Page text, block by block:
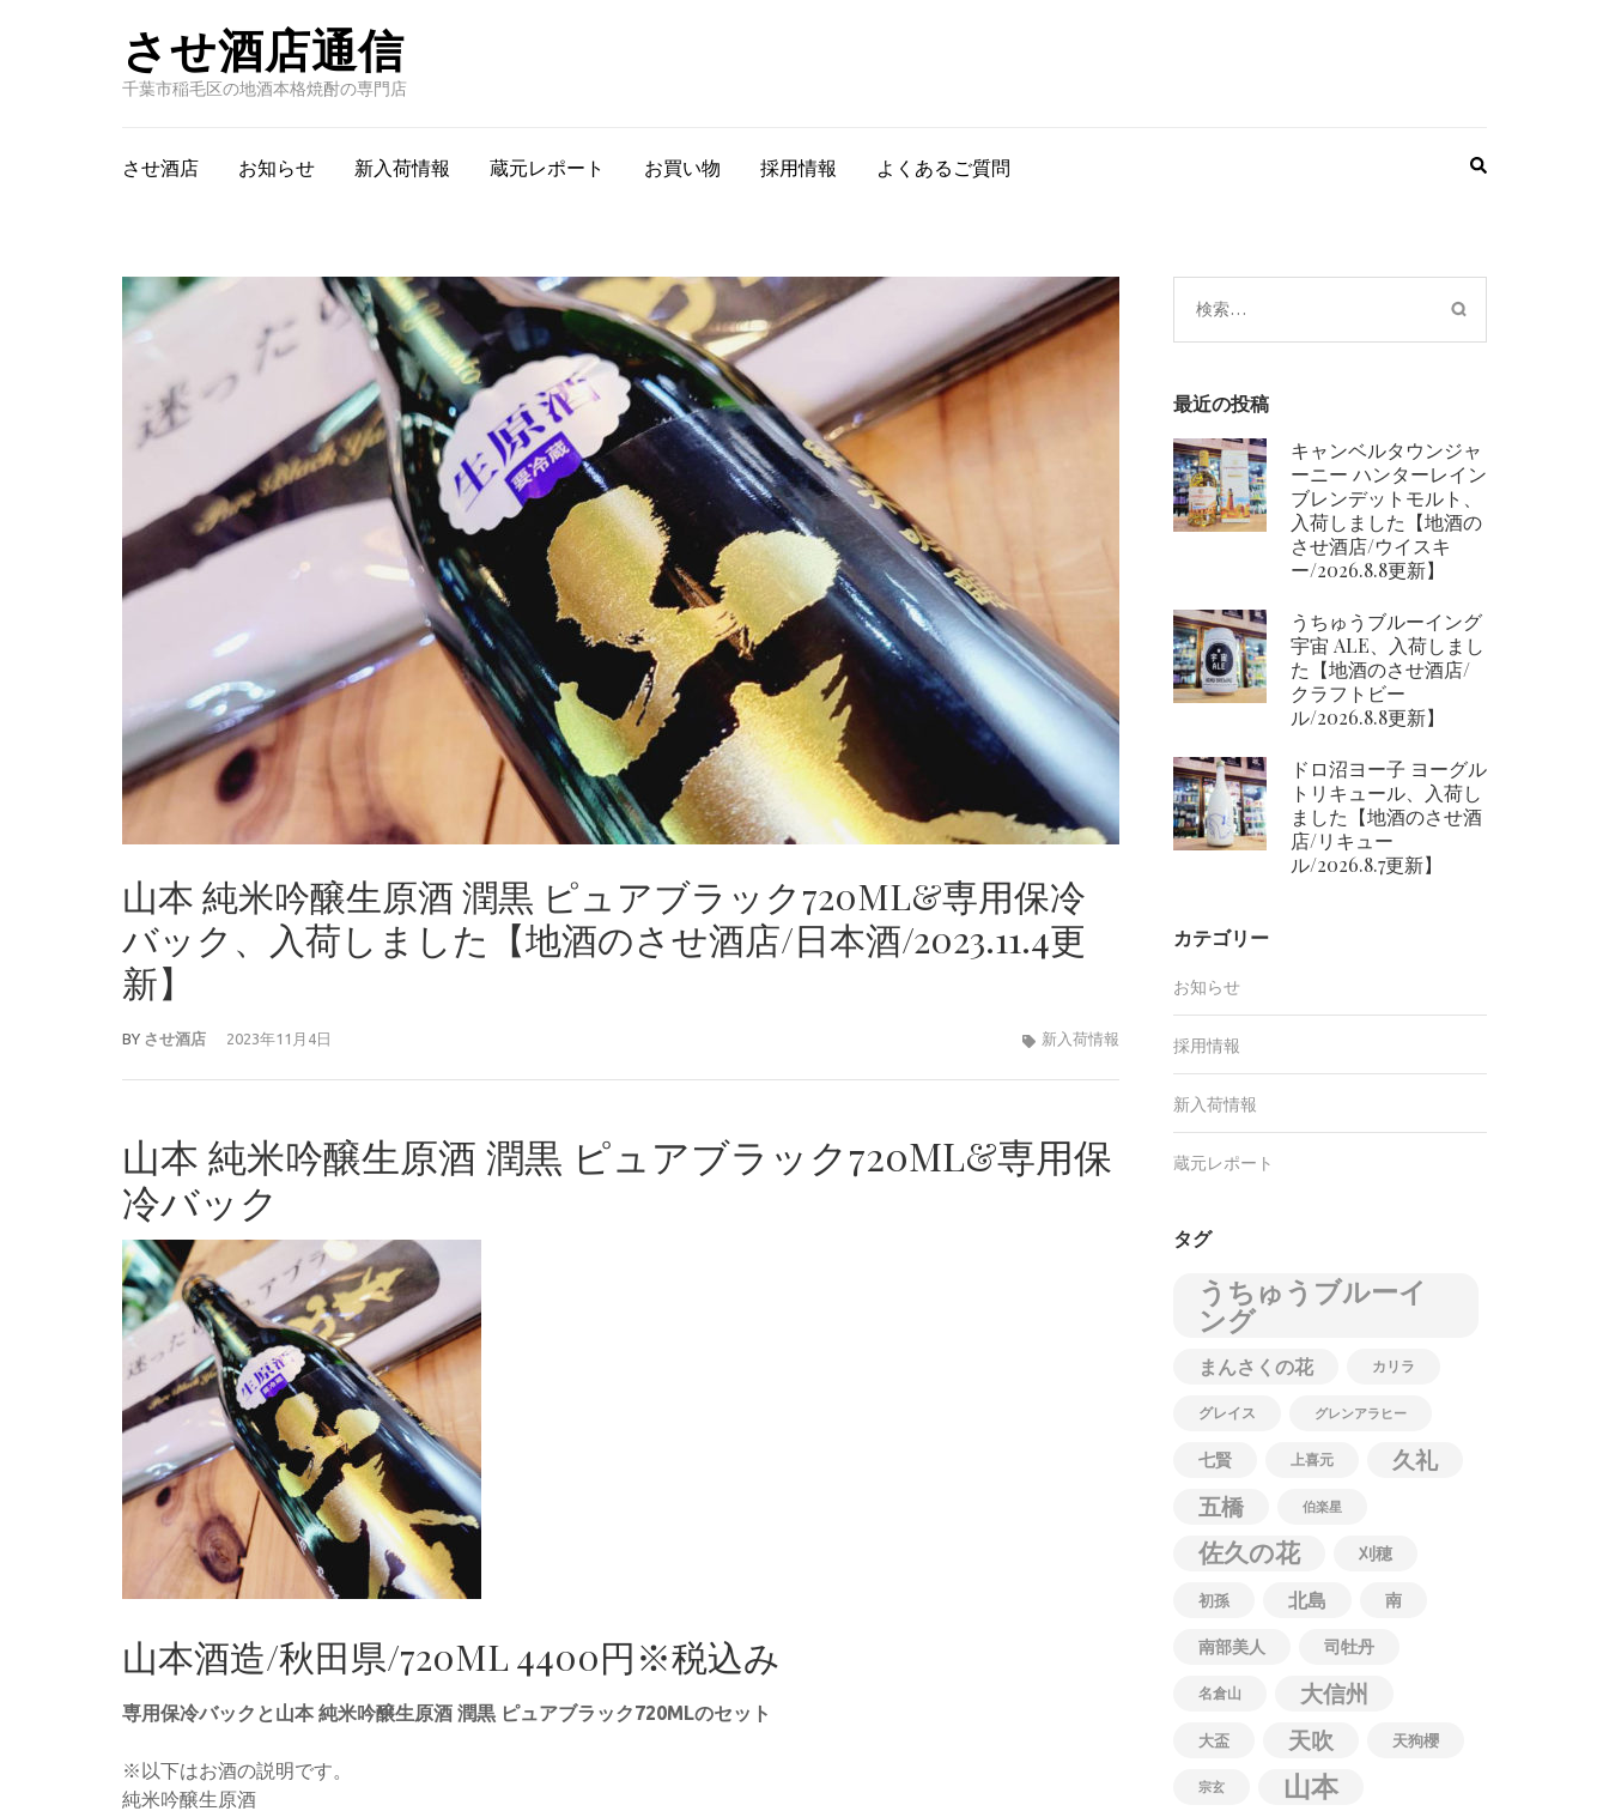
させ酒店通信
千葉市稲毛区の地酒本格焼酎の専門店
させ酒店 お知らせ 新入荷情報 蔵元レポート お買い物 採用情報 よくあるご質問
山本 純米吟醸生原酒 潤黒 ピュアブラック720ML&専用保冷
バック、入荷しました【地酒のさせ酒店/日本酒/2023.11.4更
新】
BY させ酒店 2023年11月4日 新入荷情報
山本 純米吟醸生原酒 潤黒 ピュアブラック720ML&専用保
冷バック
山本酒造/秋田県/720ML 4400円※税込み
専用保冷バックと山本 純米吟醸生原酒 潤黒 ピュアブラック720MLのセット
※以下はお酒の説明です。
純米吟醸生原酒
検
索:
最近の投稿
キャンベルタウンジャ
ーニー ハンターレイン
ブレンデットモルト、
入荷しました【地酒の
させ酒店/ウイスキ
ー/2026.8.8更新】
うちゅうブルーイング
宇宙 ALE、入荷しまし
た【地酒のさせ酒店/
クラフトビー
ル/2026.8.8更新】
ドロ沼ヨー子 ヨーグル
トリキュール、入荷し
ました【地酒のさせ酒
店/リキュー
ル/2026.8.7更新】
カテゴリー
お知らせ
採用情報
新入荷情報
蔵元レポート
タグ
うちゅうブルーイ
ング
まんさくの花 カリラ
グレイス グレンアラヒー
七賢 上喜元
久礼
五橋
伯楽星
佐久の花 刈穂
初孫 北島 南
南部美人 司牡丹
名倉山 大信州
大盃 天吹 天狗櫻
宗玄 山本